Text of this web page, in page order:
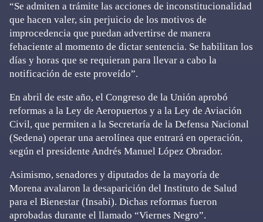
“Se admiten a trámite las acciones de inconstitucionalidad
que hacen valer, sin perjuicio de los motivos de
improcedencia que puedan advertirse de manera
fehaciente al momento de dictar sentencia. Se habilitan los
días y horas que se requieran para llevar a cabo la
notificación de este proveído”.
En abril de este año, el Congreso de la Unión aprobó
reformas a la Ley de Aeropuertos y a la Ley de Aviación
Civil, que permiten a la Secretaría de la Defensa Nacional
(Sedena) operar una aerolínea que entrará en operación,
según el presidente Andrés Manuel López Obrador.
Asimismo, senadores y diputados de la mayoría de
Morena avalaron la desaparición del Instituto de Salud
para el Bienestar (Insabi). Dichas reformas fueron
aprobadas durante el llamado “Viernes Negro”.